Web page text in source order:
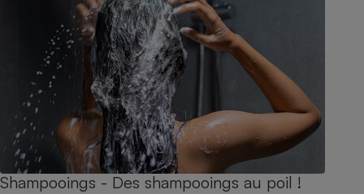
Shampooings - Des shampooings au poil !